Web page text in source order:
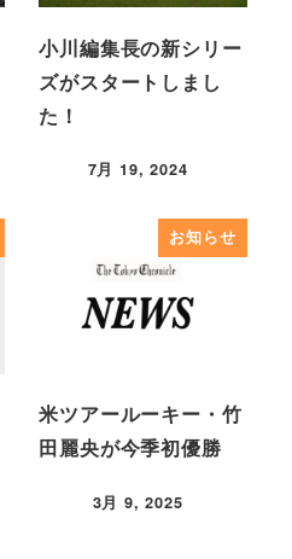
小川編集長の新シリー
ズがスタートしまし
た！
7月 19, 2024
お知らせ
米ツアールーキー・竹
田麗央が今季初優勝
3月 9, 2025